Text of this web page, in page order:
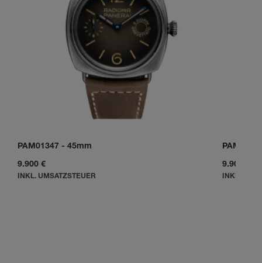
PAM01347 - 45mm
9.900 €
INKL. UMSATZSTEUER
9.900 €
INKL.